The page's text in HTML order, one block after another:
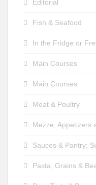
Editorial
Fish & Seafood
In the Fridge or
Main Courses
Main Courses
Meat & Poultry
Mezze, Appetizers
Sauces & Pantry:
Pasta, Grains &